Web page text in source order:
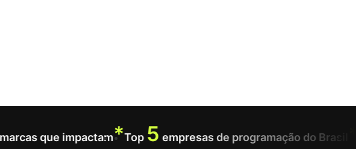
que impactam*Top5empresas de programação do Brasil